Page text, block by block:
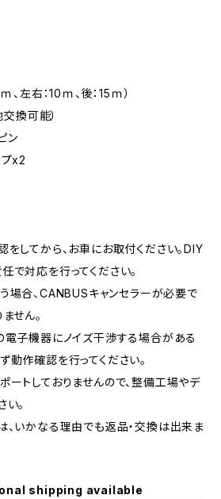
、左右：10ｍ、後：15ｍ）
換可能）
ン
プx2
をしてから、お車にお取付ください。DIY
で対応を行ってください。
場合、CANBUSキャンセラーが必要で
せん。
電子機器にノイズ干渉する場合がある
動作確認を行ってください。
ートしておりませんので、整備工場やデ
。
、いかなる理由でも返品・交換は出来ま
shipping available